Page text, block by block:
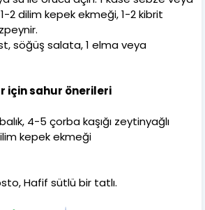
2 dilim kepek ekmeği, 1-2 kibrit
söğüş salata, 1 elma veya
için sahur önerileri
4-5 çorba kaşığı zeytinyağlı
kepek ekmeği
Hafif sütlü bir tatlı.